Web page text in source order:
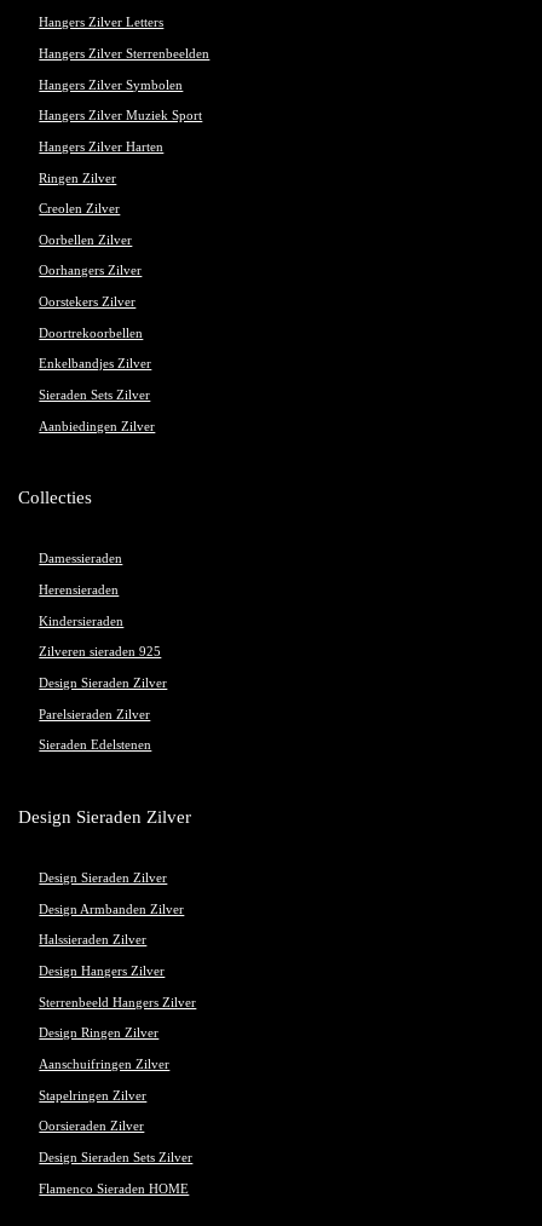
Hangers Zilver Letters
Hangers Zilver Sterrenbeelden
Hangers Zilver Symbolen
Hangers Zilver Muziek Sport
Hangers Zilver Harten
Ringen Zilver
Creolen Zilver
Oorbellen Zilver
Oorhangers Zilver
Oorstekers Zilver
Doortrekoorbellen
Enkelbandjes Zilver
Sieraden Sets Zilver
Aanbiedingen Zilver
Collecties
Damessieraden
Herensieraden
Kindersieraden
Zilveren sieraden 925
Design Sieraden Zilver
Parelsieraden Zilver
Sieraden Edelstenen
Design Sieraden Zilver
Design Sieraden Zilver
Design Armbanden Zilver
Halssieraden Zilver
Design Hangers Zilver
Sterrenbeeld Hangers Zilver
Design Ringen Zilver
Aanschuifringen Zilver
Stapelringen Zilver
Oorsieraden Zilver
Design Sieraden Sets Zilver
Flamenco Sieraden HOME